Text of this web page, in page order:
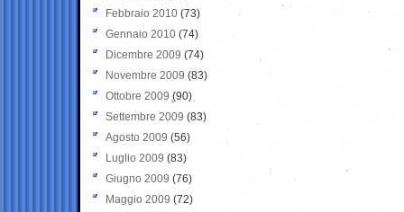
Febbraio 2010 (73)
Gennaio 2010 (74)
Dicembre 2009 (74)
Novembre 2009 (83)
Ottobre 2009 (90)
Settembre 2009 (83)
Agosto 2009 (56)
Luglio 2009 (83)
Giugno 2009 (76)
Maggio 2009 (72)